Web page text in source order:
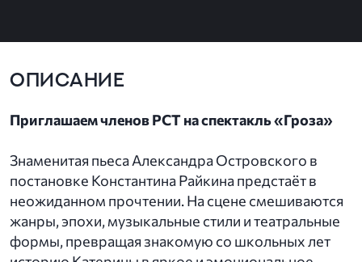
ОПИСАНИЕ
Приглашаем членов РСТ на спектакль «Гроза»
Знаменитая пьеса Александра Островского в
постановке Константина Райкина предстаёт в
неожиданном прочтении. На сцене смешиваются
жанры, эпохи, музыкальные стили и театральные
формы, превращая знакомую со школьных лет